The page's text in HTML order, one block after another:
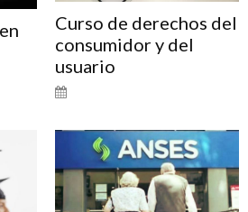
Curso de derechos del
consumidor y del
usuario